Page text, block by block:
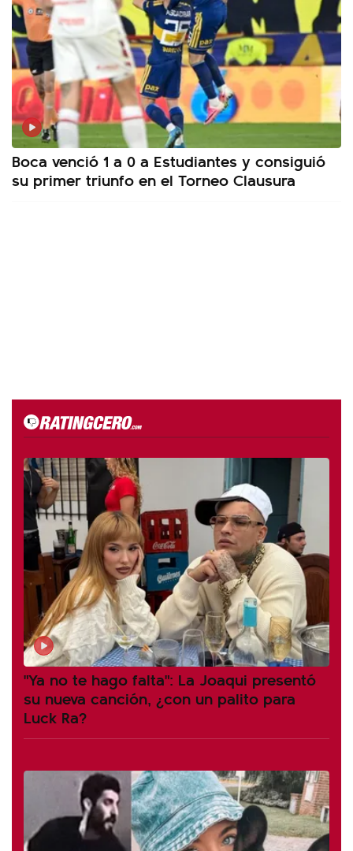
Boca venció 1 a 0 a Estudiantes y consiguió
su primer triunfo en el Torneo Clausura
"Ya no te hago falta": La Joaqui presentó
su nueva canción, ¿con un palito para
Luck Ra?